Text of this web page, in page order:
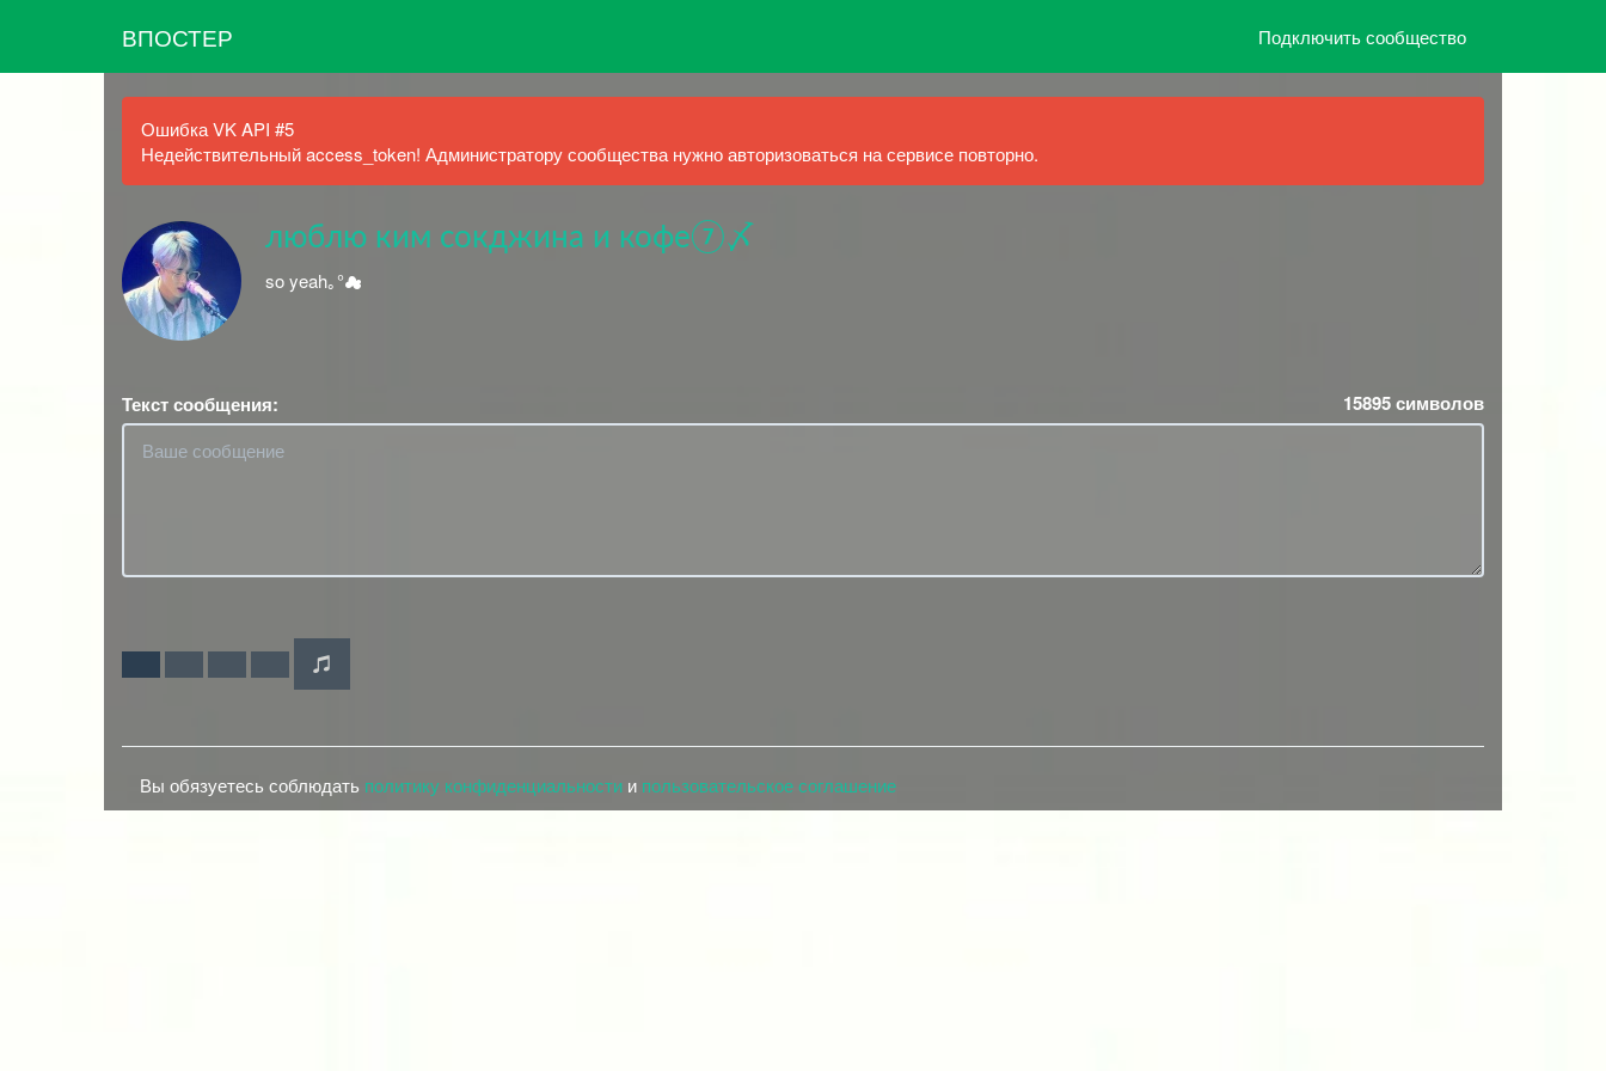
ВПОСТЕР Подключить сообщество
Ошибка VK API #5
Недействительный access_token! Администратору сообщества нужно авторизоваться на сервисе повторно.
люблю ким сокджина и кофе⑦〆
so yeah｡°☁︎
Текст сообщения: 15895символов
Вы обязуетесь соблюдать политику конфиденциальности и пользовательское соглашение